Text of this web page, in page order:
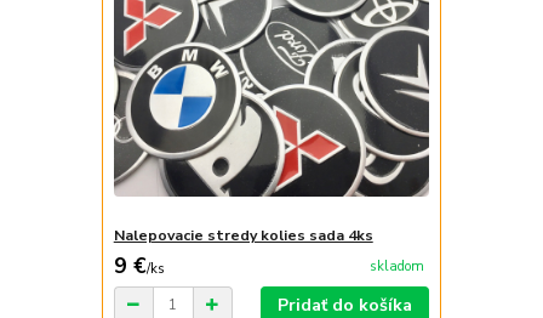
Nalepovacie stredy kolies sada 4ks
9 €/ks skladom
Pridať do košíka